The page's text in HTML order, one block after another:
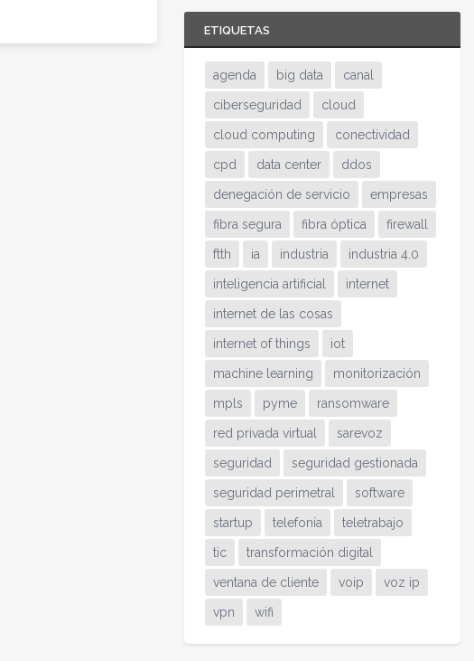
ETIQUETAS
agenda big data canal
ciberseguridad cloud
cloud computing conectividad
cpd data center ddos
denegación de servicio empresas
fibra segura fibra óptica firewall
ftth ia industria industria 4.0
inteligencia artificial internet
internet de las cosas
internet of things iot
machine learning monitorización
mpls pyme ransomware
red privada virtual sarevoz
seguridad seguridad gestionada
seguridad perimetral software
startup telefonía teletrabajo
tic transformación digital
ventana de cliente voip voz ip
vpn wifi